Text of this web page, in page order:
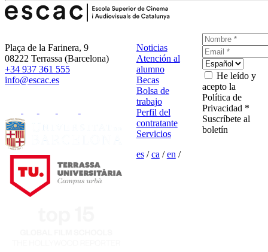
Plaça de la Farinera, 9
08222 Terrassa (Barcelona)
+34 937 361 555
info@escac.es
Noticias
Atención al
alumno
Becas
Bolsa de
trabajo
Perfil del
contratante
Servicios
es/ca /en /
He leído y
acepto la
Política de
Privacidad *
Suscríbete al
boletín